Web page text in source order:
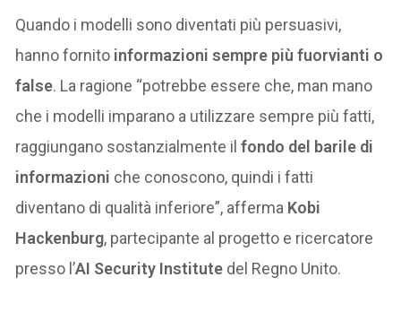
Quando i modelli sono diventati più persuasivi,
hanno fornito informazioni sempre più fuorvianti o
false. La ragione “potrebbe essere che, man mano
che i modelli imparano a utilizzare sempre più fatti,
raggiungano sostanzialmente ilfondo del barile di
informazioni che conoscono, quindi i fatti
diventano di qualità inferiore”, afferma Kobi
Hackenburg, partecipante al progetto e ricercatore
presso l’AI Security Institute del Regno Unito.